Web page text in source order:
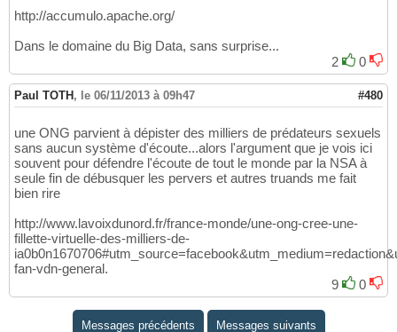
http://accumulo.apache.org/
Dans le domaine du Big Data, sans surprise...
2
0
Paul TOTH , le 06/11/2013 à 09h47 #480
une ONG parvient à dépister des milliers de prédateurs sexuels
sans aucun système d'écoute...alors l'argument que je vois ici
souvent pour défendre l'écoute de tout le monde par la NSA à
seule fin de débusquer les pervers et autres truands me fait
bien rire
http://www.lavoixdunord.fr/france-monde/une-ong-cree-une-
fillette-virtuelle-des-milliers-de-
fan-vdn-general.
9
0
Messages précédents Messages suivants